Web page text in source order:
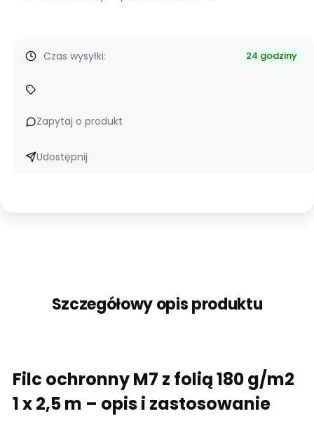
Czas wysyłki: 24 godziny
Zapytaj o produkt
Udostępnij
Szczegółowy opis produktu
Filc ochronny M7 z folią 180 g/m2
1 x 2,5 m – opis i zastosowanie